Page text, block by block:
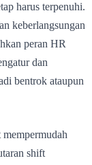
harus terpenuhi.
keberlangsungan
peran HR
dan
bentrok ataupun
shift